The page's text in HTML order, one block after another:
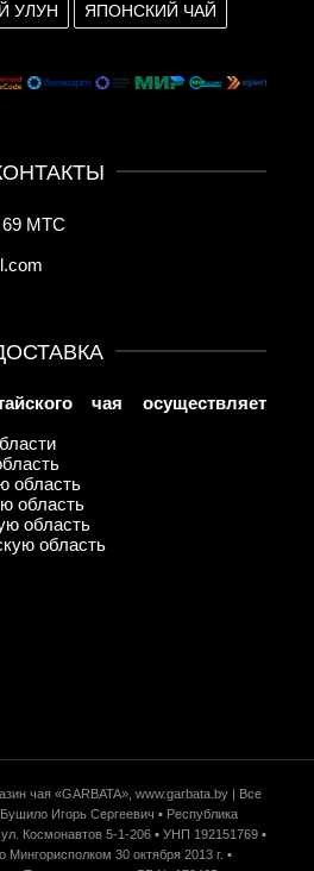
УЛУН ЯПОНСКИЙ ЧАЙ
69 МТС
чая осуществляет
область
область
область
область
чая «GARBATA», www.garbata.by | Все
Игорь Сергеевич ▪ Республика
Космонавтов 5-1-206 ▪ УНП 192151769 ▪
Мингорисполком 30 октября 2013 г. ▪